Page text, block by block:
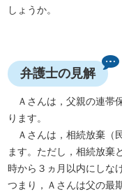
しょうか。
弁護士の見解
Ａさんは，父親の連帯
ります。
Ａさんは，相続放棄（
ます。ただし，相続放棄
時から３ヵ月以内にしな
つまり，Ａさんは父の最